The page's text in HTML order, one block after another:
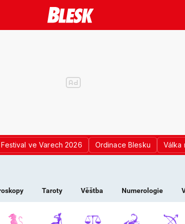
Festival ve Varech 2026 Ordinace Blesku Válka
ŽENY -
Taroty Věštba Numerologie